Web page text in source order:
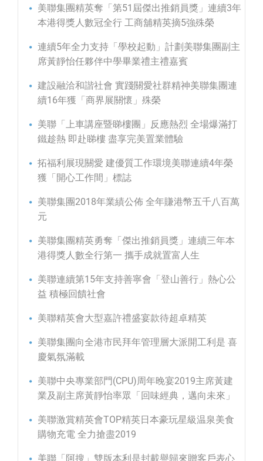
美聯集團精英奪「第51屆傑出推銷員獎」連續3年
本港得獎人數冠全行 工商舖精英摘5強殊榮
連續5年全力支持「學校起動」計劃美聯集團副主
席黃靜怡任夥伴中學畢業禮主禮嘉賓
建設融洽和諧社會 實踐關愛社群精神美聯集團連
續16年獲「商界展關懷」殊榮
美聯「上車講座暨睇樓團」反應熱烈 全場爆滿打
鐵趁熱 即赴睇樓 盡享完美置業體驗
拓福利展現關愛 建優質工作環境美聯連續4年榮
獲「開心工作間」標誌
美聯集團2018年業績公佈 全年賺港幣五千八百萬
元
美聯集團精英勇奪「傑出推銷員獎」連續三年本
港得獎人數全行第一 攜手成就置富人生
美聯連續第15年支持善寧會「登山善行」熱心公
益 積極回饋社會
美聯精英會大型嘉許禮盛宴款待超卓精英
美聯集團向全港市民拜年管理層大派開工利是 喜
慶氣氛滿載
美聯中央專業部門(CPU)周年晚宴2019主席黃建
業及副主席黃靜怡率眾「回味經典，邁向未來」
美聯激賞精英會TOP精英日本豪玩星級温泉美食
購物充電 全力搶盡2019
美聯「阿搜」雙版本利是封載譽歸來贈客戶表心